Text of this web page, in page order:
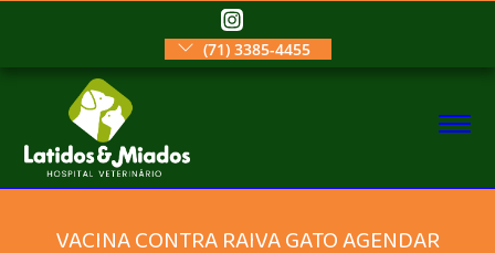
(71) 3385-4455
VACINA CONTRA RAIVA GATO AGENDAR